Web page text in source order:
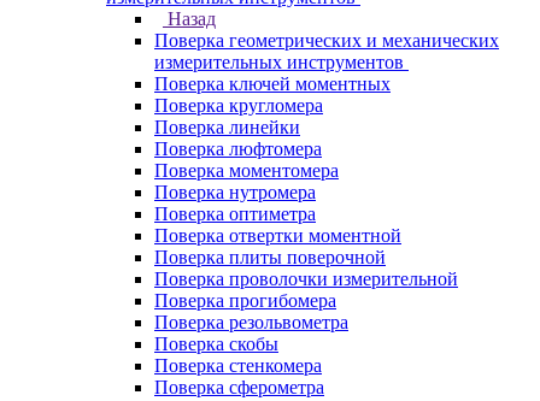
Назад
Поверка геометрических и механических
измерительных инструментов
Поверка ключей моментных
Поверка кругломера
Поверка линейки
Поверка люфтомера
Поверка моментомера
Поверка нутромера
Поверка оптиметра
Поверка отвертки моментной
Поверка плиты поверочной
Поверка проволочки измерительной
Поверка прогибомера
Поверка резольвометра
Поверка скобы
Поверка стенкомера
Поверка сферометра